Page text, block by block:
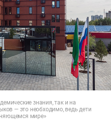
знания, так и на
— это необходимо, ведь дети
мире»